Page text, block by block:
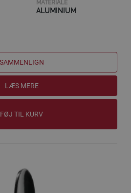
MATERIALE
ALUMINIUM
SAMMENLIGN
LÆS MERE
FØJ TIL KURV